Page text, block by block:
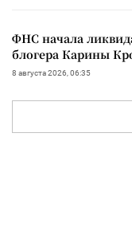
ФНС начала
блогера Карины
8 августа 2026, 06:35